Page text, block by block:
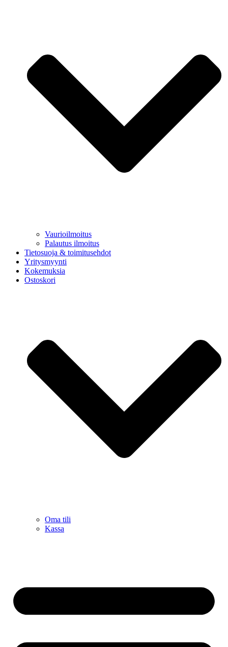
Vaurioilmoitus
Palautus ilmoitus
Tietosuoja & toimitusehdot
Yritysmyynti
Kokemuksia
Ostoskori
Oma tili
Kassa